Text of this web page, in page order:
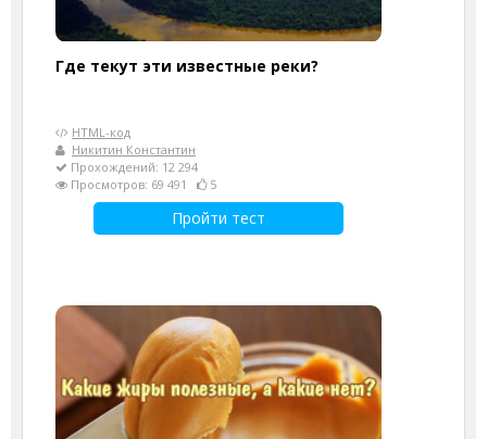
Где текут эти известные реки?
HTML-код
Никитин Константин
Прохождений: 12 294
Просмотров: 69 491
5
Пройти тест